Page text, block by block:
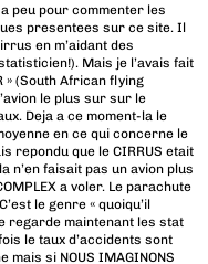
peu pour commenter les
presentees sur ce site. Il
en m’aidant des
Mais je l’avais fait
» (South African flying
le plus sur sur le
Deja a ce moment-la le
en ce qui concerne le
repondu que le CIRRUS etait
n’en faisait pas un avion plus
a voler. Le parachute
le genre « quoiqu’il
regarde maintenant les stat
le taux d’accidents sont
si NOUS IMAGINONS